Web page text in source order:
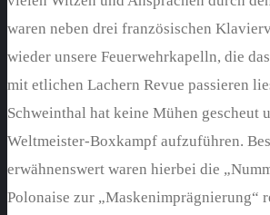
waren neben drei französischen
wieder unsere Feuerwehrkapelln, die
mit etlichen Lachern Revue passieren
Schweinthal hat keine Mühen gescheut
Weltmeister-Boxkampf aufzuführen.
erwähnenswert waren hierbei die
Polonaise zur „Maskenimprägnierung“